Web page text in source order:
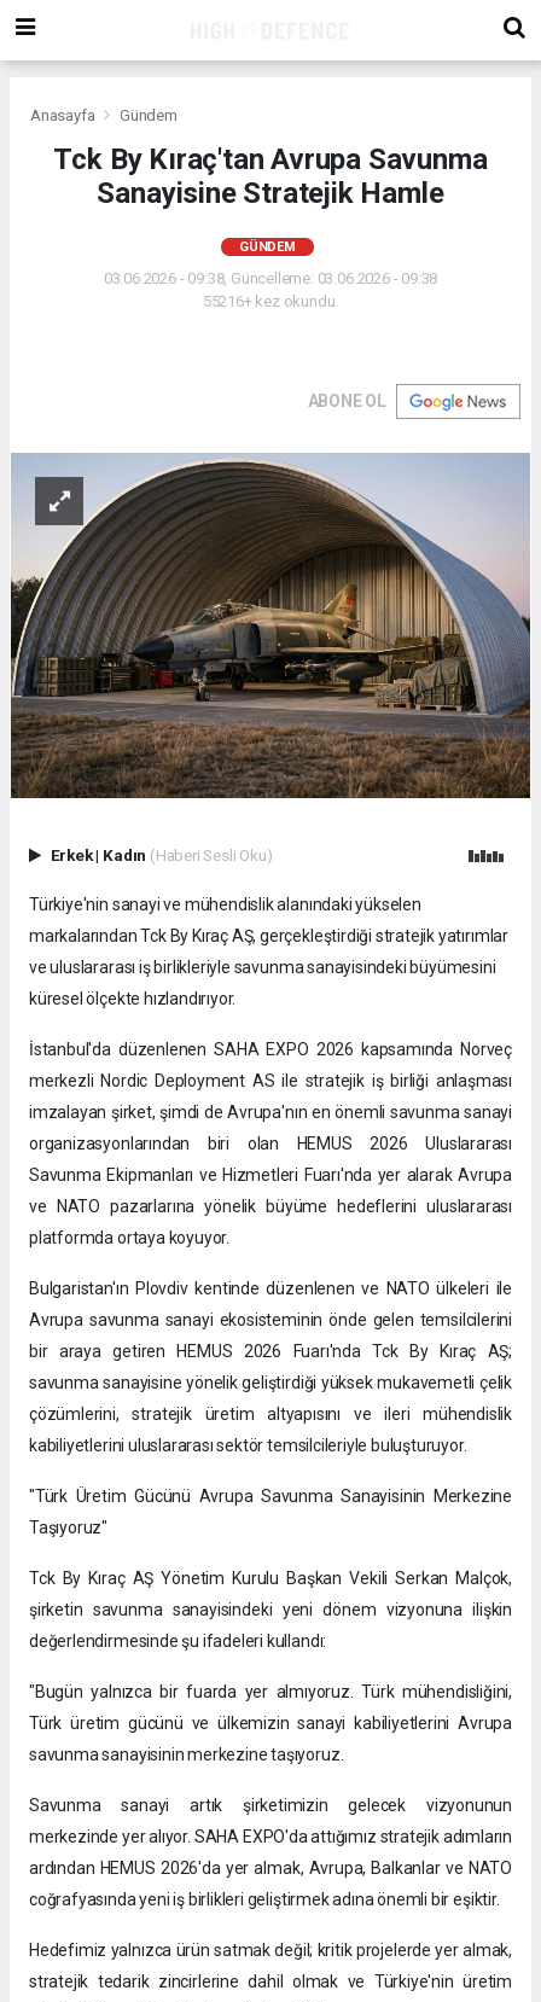
Anasayfa Gündem
Tck By Kıraç'tan Avrupa Savunma
Sanayisine Stratejik Hamle
GÜNDEM
03.06.2026 - 09:38, Güncelleme: 03.06.2026 - 09:38
55216+ kez okundu.
ABONE OL
Erkek| Kadın (Haberi Sesli Oku)
Türkiye'nin sanayi ve mühendislik alanındaki yükselen
markalarından Tck By Kıraç AŞ, gerçekleştirdiği stratejik yatırımlar
ve uluslararası iş birlikleriyle savunma sanayisindeki büyümesini
küresel ölçekte hızlandırıyor.
İstanbul'da düzenlenen SAHA EXPO 2026 kapsamında Norveç
merkezli Nordic Deployment AS ile stratejik iş birliği anlaşması
imzalayan şirket, şimdi de Avrupa'nın en önemli savunma sanayi
organizasyonlarından biri olan HEMUS 2026 Uluslararası
Savunma Ekipmanları ve Hizmetleri Fuarı'nda yer alarak Avrupa
ve NATO pazarlarına yönelik büyüme hedeflerini uluslararası
platformda ortaya koyuyor.
Bulgaristan'ın Plovdiv kentinde düzenlenen ve NATO ülkeleri ile
Avrupa savunma sanayi ekosisteminin önde gelen temsilcilerini
bir araya getiren HEMUS 2026 Fuarı'nda Tck By Kıraç AŞ;
savunma sanayisine yönelik geliştirdiği yüksek mukavemetli çelik
çözümlerini, stratejik üretim altyapısını ve ileri mühendislik
kabiliyetlerini uluslararası sektör temsilcileriyle buluşturuyor.
"Türk Üretim Gücünü Avrupa Savunma Sanayisinin Merkezine
Taşıyoruz"
Tck By Kıraç AŞ Yönetim Kurulu Başkan Vekili Serkan Malçok,
şirketin savunma sanayisindeki yeni dönem vizyonuna ilişkin
değerlendirmesinde şu ifadeleri kullandı:
"Bugün yalnızca bir fuarda yer almıyoruz. Türk mühendisliğini,
Türk üretim gücünü ve ülkemizin sanayi kabiliyetlerini Avrupa
savunma sanayisinin merkezine taşıyoruz.
Savunma sanayi artık şirketimizin gelecek vizyonunun
merkezinde yer alıyor. SAHA EXPO'da attığımız stratejik adımların
ardından HEMUS 2026'da yer almak, Avrupa, Balkanlar ve NATO
coğrafyasında yeni iş birlikleri geliştirmek adına önemli bir eşiktir.
Hedefimiz yalnızca ürün satmak değil; kritik projelerde yer almak,
stratejik tedarik zincirlerine dahil olmak ve Türkiye'nin üretim